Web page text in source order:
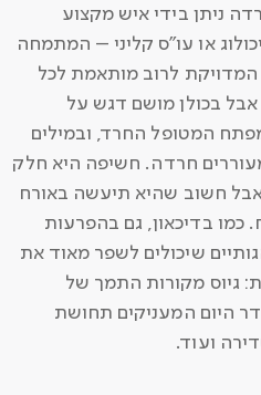
ניתן בידי איש מקצוע
או עו"ס קליני – המתמחה
לרוב מותאמת לכל
בכולן מושם דגש על
המטופל החרד, ובמילים
חרדה. חשיפה היא חלק
חשוב שהיא תיעשה באורח
כמו בדיכאון, גם בהפרעות
שיכולים לשפר מאוד את
גיוס מקורות התמך של
היום המעניקים תחושת
ועוד.